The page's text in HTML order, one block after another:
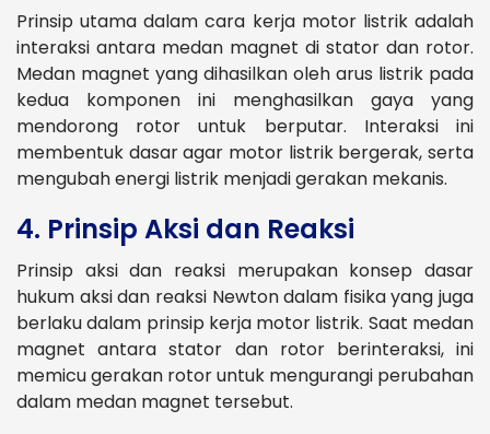
Prinsip utama dalam cara kerja motor listrik adalah
interaksi antara medan magnet di stator dan rotor.
Medan magnet yang dihasilkan oleh arus listrik pada
kedua komponen ini menghasilkan gaya yang
mendorong rotor untuk berputar. Interaksi ini
membentuk dasar agar motor listrik bergerak, serta
mengubah energi listrik menjadi gerakan mekanis.
4. Prinsip Aksi dan Reaksi
Prinsip aksi dan reaksi merupakan konsep dasar
hukum aksi dan reaksi Newton dalam fisika yang juga
berlaku dalam prinsip kerja motor listrik. Saat medan
magnet antara stator dan rotor berinteraksi, ini
memicu gerakan rotor untuk mengurangi perubahan
dalam medan magnet tersebut.